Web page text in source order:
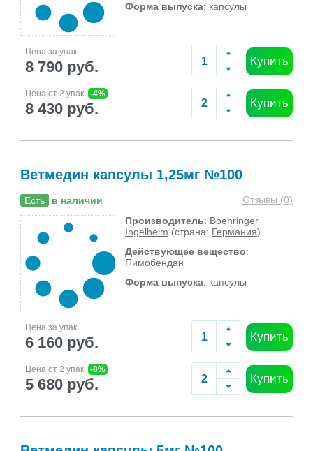
Форма выпуска: капсулы
Цена за упак.
8 790 руб. Купить
Цена от 2 упак. -4%
8 430 руб. Купить
Ветмедин капсулы 1,25мг №100
Есть в наличии Отзывы (0)
Производитель: Boehringer
Ingelheim (страна: Германия)
Действующее вещество:
Пимобендан
Форма выпуска: капсулы
Цена за упак.
6 160 руб. Купить
Цена от 2 упак. -8%
5 680 руб. Купить